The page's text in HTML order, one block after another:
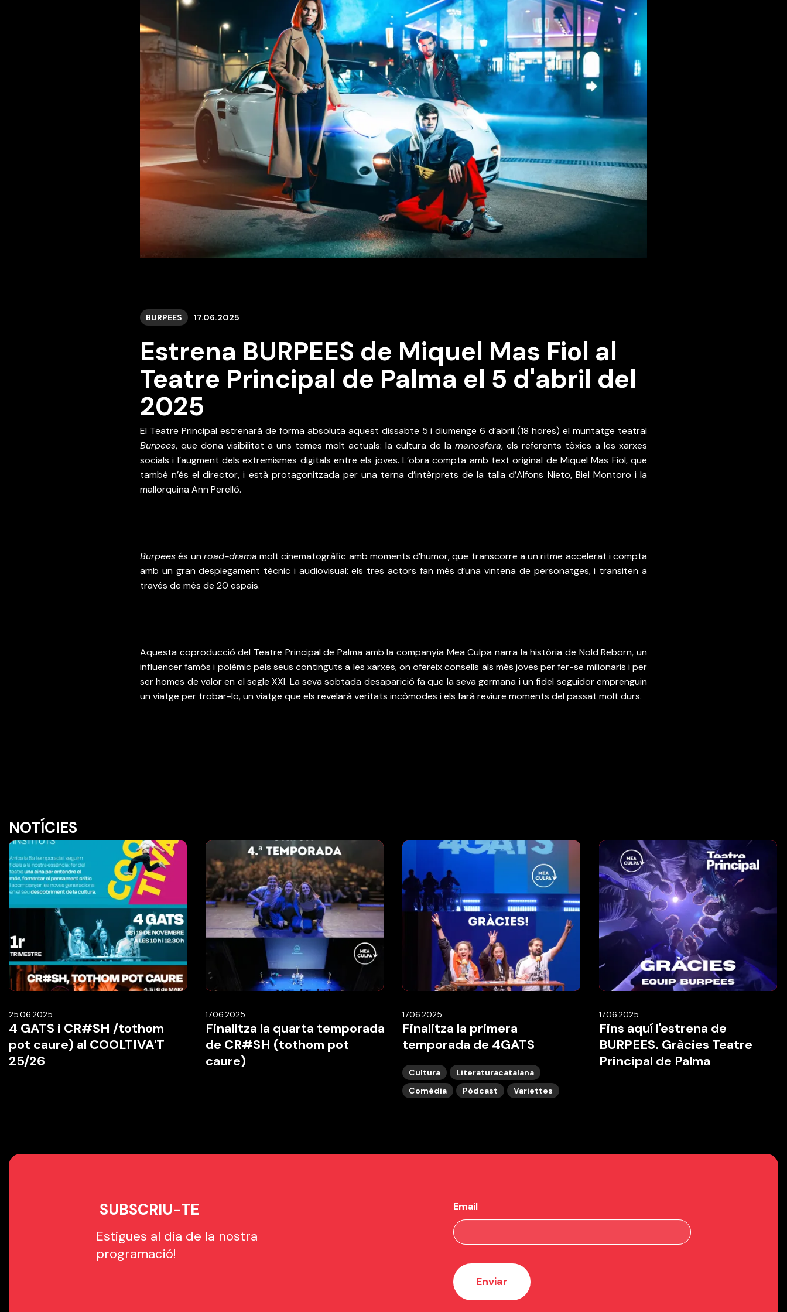
BURPEES 17.06.2025
Estrena BURPEES de Miquel Mas Fiol al
Teatre Principal de Palma el 5 d'abril del
2025
Burpees, que dona visibilitat a uns temes molt actuals: la cultura de la manosfera, els referents tòxics a les xarxes
socials i l’augment dels extremismes digitals entre els joves. L’obra compta amb text original de Miquel Mas Fiol, que
també n’és el director, i està protagonitzada per una terna d’intèrprets de la talla d’Alfons Nieto, Biel Montoro i la
mallorquina Ann Perelló.
Burpees és un road-drama molt cinematogràfic amb moments d’humor, que transcorre a un ritme accelerat i compta
amb un gran desplegament tècnic i audiovisual: els tres actors fan més d’una vintena de personatges, i transiten a
través de més de 20 espais.
Aquesta coproducció del Teatre Principal de Palma amb la companyia Mea Culpa narra la història de Nold Reborn, un
influencer famós i polèmic pels seus continguts a les xarxes, on ofereix consells als més joves per fer-se milionaris i per
ser homes de valor en el segle XXI. La seva sobtada desaparició fa que la seva germana i un fidel seguidor emprenguin
un viatge per trobar-lo, un viatge que els revelarà veritats incòmodes i els farà reviure moments del passat molt durs.
NOTÍCIES
25.06.2025
4 GATS i CR#SH /tothom
pot caure) al COOLTIVA'T
25/26
17.06.2025
Finalitza la quarta temporada
de CR#SH (tothom pot
caure)
17.06.2025
Finalitza la primera
temporada de 4GATS
Cultura
Literaturacatalana
Comèdia
Pòdcast Variettes
17.06.2025
Fins aquí l'estrena de
BURPEES. Gràcies Teatre
Principal de Palma
SUBSCRIU-TE
Estigues al dia de la nostra
programació!
Email